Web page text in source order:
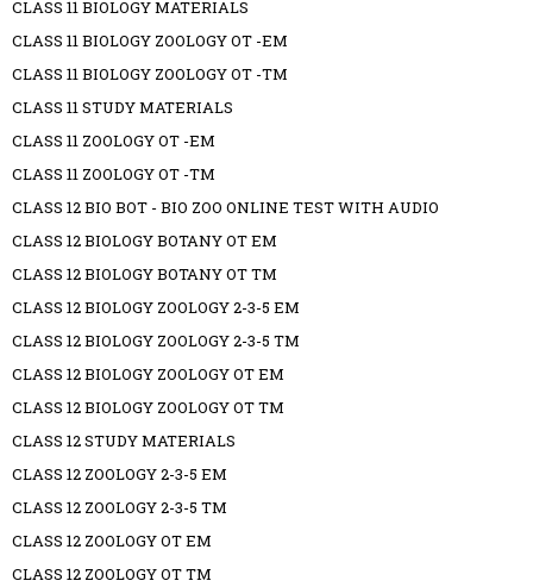
CLASS 11 BIOLOGY MATERIALS
CLASS 11 BIOLOGY ZOOLOGY OT -EM
CLASS 11 BIOLOGY ZOOLOGY OT -TM
CLASS 11 STUDY MATERIALS
CLASS 11 ZOOLOGY OT -EM
CLASS 11 ZOOLOGY OT -TM
CLASS 12 BIO BOT - BIO ZOO ONLINE TEST WITH AUDIO
CLASS 12 BIOLOGY BOTANY OT EM
CLASS 12 BIOLOGY BOTANY OT TM
CLASS 12 BIOLOGY ZOOLOGY 2-3-5 EM
CLASS 12 BIOLOGY ZOOLOGY 2-3-5 TM
CLASS 12 BIOLOGY ZOOLOGY OT EM
CLASS 12 BIOLOGY ZOOLOGY OT TM
CLASS 12 STUDY MATERIALS
CLASS 12 ZOOLOGY 2-3-5 EM
CLASS 12 ZOOLOGY 2-3-5 TM
CLASS 12 ZOOLOGY OT EM
CLASS 12 ZOOLOGY OT TM